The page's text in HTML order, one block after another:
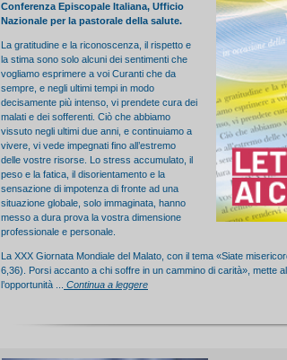
Conferenza Episcopale Italiana, Ufficio
Nazionale per la pastorale della salute.
La gratitudine e la riconoscenza, il rispetto e
la stima sono solo alcuni dei sentimenti che
vogliamo esprimere a voi Curanti che da
sempre, e negli ultimi tempi in modo
decisamente più intenso, vi prendete cura dei
malati e dei sofferenti. Ciò che abbiamo
vissuto negli ultimi due anni, e continuiamo a
vivere, vi vede impegnati fino all’estremo
delle vostre risorse. Lo stress accumulato, il
peso e la fatica, il disorientamento e la
sensazione di impotenza di fronte ad una
situazione globale, solo immaginata, hanno
messo a dura prova la vostra dimensione
professionale e personale.
La XXX Giornata Mondiale del Malato, con il tema «Siate
6,36). Porsi accanto a chi soffre in un cammino di carità», mette
l’opportunità ...
Continua a leggere